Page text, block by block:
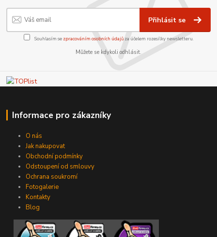
Přihlásit se
Souhlasím se zpracováním osobních údajůza účelem rozesílky newsletteru.
Můžete se kdykoli odhlásit.
Informace pro zákazníky
O nás
Jak nakupovat
Obchodní podmínky
Odstoupení od smlouvy
Ochrana soukromí
Fotogalerie
Kontakty
Blog